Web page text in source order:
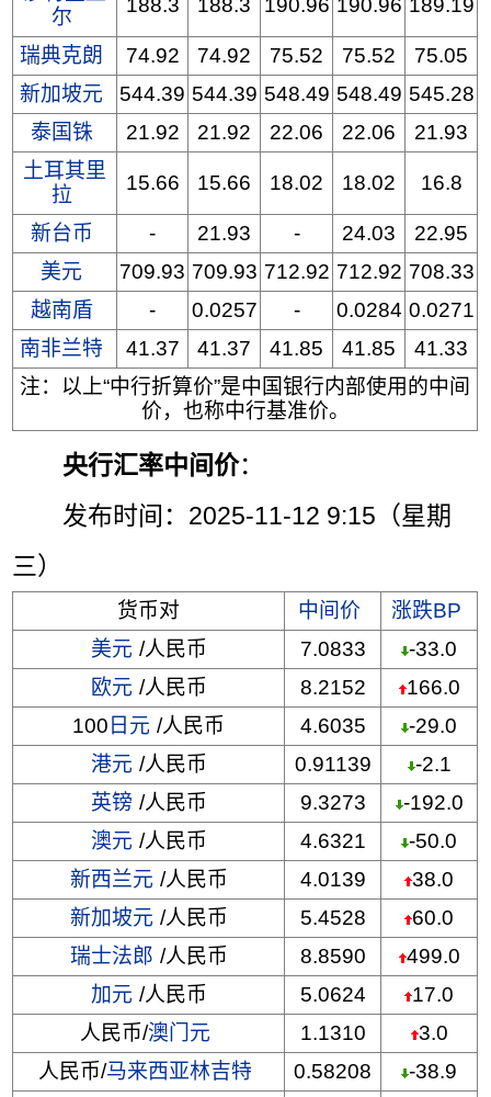
尔
188.3 188.3 190.96 190.96 189.19
瑞典克朗 74.92 74.92 75.52 75.52
75.05
新加坡元
544.39 544.39 548.49 548.49 545.28
泰国铢
21.92 21.92 22.06 22.06
21.93
土耳其里
拉
15.66 15.66 18.02 18.02 16.8
新台币 - 21.93 - 24.03
22.95
美元
709.93 709.93 712.92 712.92 708.33
越南盾
- 0.0257 - 0.0284 0.0271
南非兰特
41.37 41.37 41.85 41.85
41.33
注：以上“中行折算价”是中国银行内部使用的中间
价，也称中行基准价。
央行汇率中间价：
发布时间：2025-11-12 9:15（星期
三）
货币对 中间价
涨跌BP
美元 /人民币 7.0833
-33.0
欧元 /人民币 8.2152
166.0
100 日元 /人民币 4.6035
-29.0
港元 /人民币 0.91139
-2.1
英镑 /人民币 9.3273
-192.0
澳元 /人民币 4.6321
-50.0
新西兰元 /人民币 4.0139
38.0
新加坡元 /人民币 5.4528
60.0
瑞士法郎 /人民币 8.8590
499.0
加元 /人民币 5.0624
17.0
人民币/澳门元 1.1310
3.0
人民币/马来西亚林吉特 0.58208
-38.9